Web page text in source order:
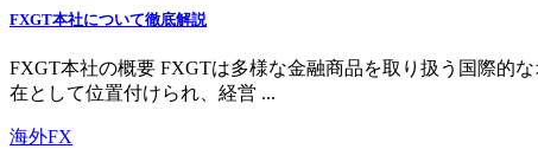
FXGT本社について徹底解説
FXGT本社の概要 FXGTは多様な金融商品を取り扱う国際的
在として位置付けられ、経営 ...
海外FX